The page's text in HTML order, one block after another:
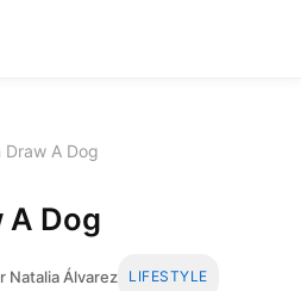
Draw A Dog
A Dog
Natalia Álvarez LIFESTYLE